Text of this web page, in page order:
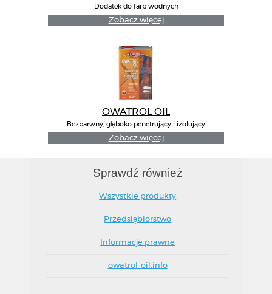
Dodatek do farb wodnych
Zobacz więcej
OWATROL OIL
Bezbarwny, głęboko penetrujący i izolujący
inhibitor rdzy
Zobacz więcej
Sprawdź również
Wszystkie produkty
Przedsiębiorstwo
Informacje prawne
owatrol-oil.info